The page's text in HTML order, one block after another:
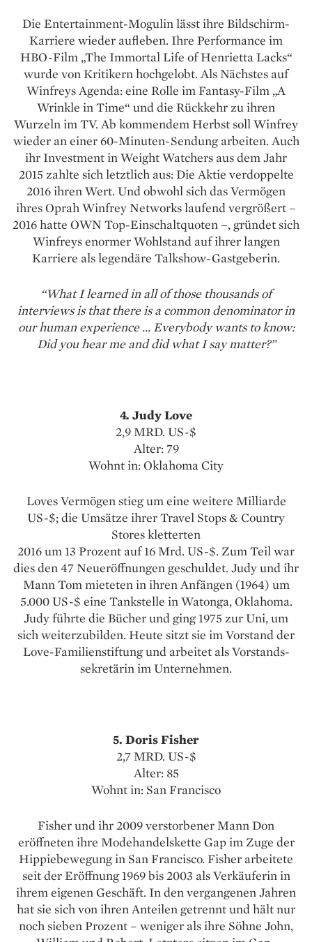
Die Entertainment-Mogulin lässt ihre Bildschirm-
Karriere wieder aufleben. Ihre Performance im
HBO-Film „The Immortal Life of Henrietta Lacks“
wurde von Kri­ti­kern hochgelobt. Als Nächstes auf
Winfreys Agenda: eine Rolle im Fantasy-­Film „A
Wrinkle in Time“ und die Rückkehr zu ihren
Wurzeln im TV. Ab kommendem Herbst soll Winfrey
wieder an einer 60-Minuten-Sendung arbeiten. Auch
ihr Investment in Weight Watchers aus dem Jahr
2015 zahlte sich letztlich aus: Die Aktie verdoppelte
2016 ihren Wert. Und obwohl sich das Vermögen
ihres Oprah Winfrey Networks laufend vergrößert –
2016 hatte OWN Top-Einschaltquoten –, gründet sich
Winfreys enormer Wohlstand auf ihrer langen
Karriere als legendäre Talkshow-Gastgeberin.
“What I learned in all of those thousands of
interviews is that there is a common denominator in
our human experience … Everybody wants to know:
Did you hear me and did what I say matter?”
4. Judy Love
2,9 MRD. US-$
Alter: 79
Wohnt in: Oklahoma City
Loves Vermögen stieg um eine weitere Milliarde
US-$; die Umsätze ihrer Travel Stops & Country
Stores kletterten
2016 um 13 Prozent auf 16 Mrd. US-$. Zum Teil war
dies den 47 Neueröffnungen geschuldet. Judy und ihr
Mann Tom mieteten in ihren Anfängen (1964) um
5.000 US-$ eine Tankstelle in Watonga, Oklahoma.
Judy führte die Bücher und ging 1975 zur Uni, um
sich weiterzubilden. Heute sitzt sie im Vorstand der
Love-Familienstiftung und arbeitet als Vorstands­
sekretärin im Unternehmen.
5. Doris Fisher
2,7 MRD. US-$
Alter: 85
Wohnt in: San Francisco
Fisher und ihr 2009 verstorbener Mann Don
eröffneten ihre Modehandelskette Gap im Zuge der
Hippiebewegung in San Francisco. Fisher arbeitete
seit der Eröffnung 1969 bis 2003 als Verkäuferin in
ihrem eigenen Geschäft. In den vergangenen Jahren
hat sie sich von ihren Anteilen getrennt und hält nur
noch sieben Prozent – weniger als ihre Söhne John,